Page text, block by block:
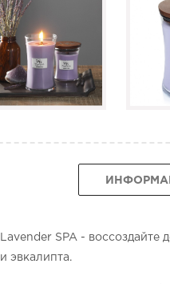
Lavender SPA -
и эвкалипта.